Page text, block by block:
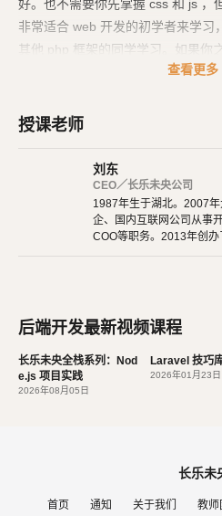
好。也不需要你先掌握 css 和 js ，
非常适合 web 开发的初学者来学习
其他 php 框架的同学学习。如果你
者 java 、 c 来开发 web ，现在想
eb 应用程序。课程中不用你制作乏
上手就是干，自己动手一步步制作
信息，参与者可以发表评论。每一
中碰到的一个个问题。坚决反对死
方法。一切知识都应该在实践中学
界上最流行的 web 开发框架之一
程切换到 html 分支中。https://
eetup
查看更多
授课老师
刘东
CEO／长乐未央公司
1987年生于湖北。2007
企、国内互联网公司从事
COO等职务。2013年创办了
兴趣，觉得做开发非常快
有幸福感的事情。喜爱阅
乐，钢琴、Ukulele都能简
生梦想之一是希望能带着
后端开发最新视频课程
长乐未央全栈系列：Nod
e.js 项目实践
2026年08月05日
Laravel 技巧
2026年01月23日
长乐未
首页 通知 关于我们 教师